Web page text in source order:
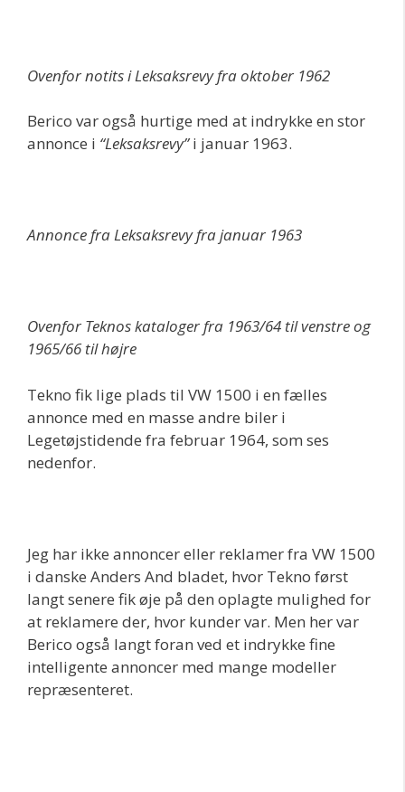
Ovenfor notits i Leksaksrevy fra oktober 1962
Berico var også hurtige med at indrykke en stor
annonce i “Leksaksrevy”i januar 1963.
Annonce fra Leksaksrevy fra januar 1963
Ovenfor Teknos kataloger fra 1963/64 til venstre og
1965/66 til højre
Tekno fik lige plads til VW 1500 i en fælles
annonce med en masse andre biler i
Legetøjstidende fra februar 1964, som ses
nedenfor.
Jeg har ikke annoncer eller reklamer fra VW 1500
i danske Anders And bladet, hvor Tekno først
langt senere fik øje på den oplagte mulighed for
at reklamere der, hvor kunder var. Men her var
Berico også langt foran ved et indrykke fine
intelligente annoncer med mange modeller
repræsenteret.